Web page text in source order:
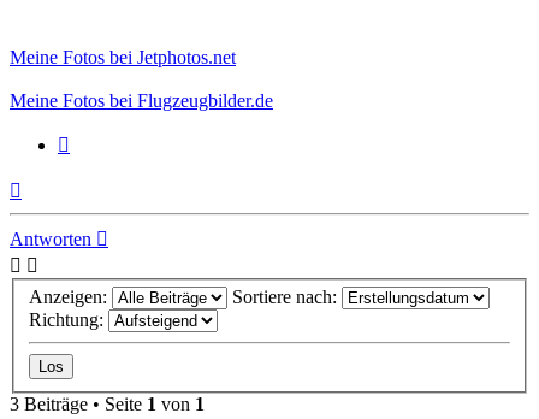
Meine Fotos bei Jetphotos.net
Meine Fotos bei Flugzeugbilder.de
Antworten
Anzeigen:
Sortiere nach:
Richtung:
3 Beiträge • Seite 1 von 1